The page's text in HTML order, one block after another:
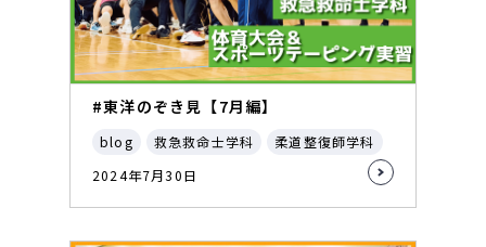
#東洋のぞき見【7月編】
blog 救急救命士学科
柔道整復師学科
2024年7月30日